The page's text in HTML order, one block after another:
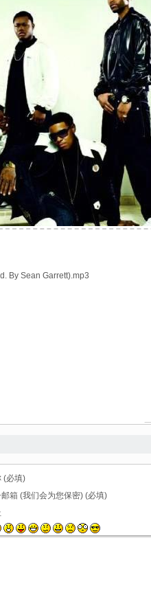
By Sean Garrett).mp3
(必填)
邮箱 (我们会为您保密) (必填)